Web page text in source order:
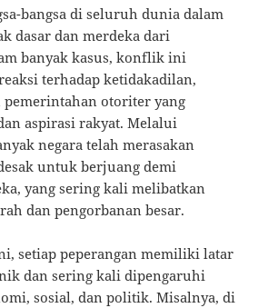
bangsa di seluruh dunia dalam
dasar dan merdeka dari
banyak kasus, konflik ini
terhadap ketidakadilan,
pemerintahan otoriter yang
aspirasi rakyat. Melalui
negara telah merasakan
untuk berjuang demi
yang sering kali melibatkan
dan pengorbanan besar.
setiap peperangan memiliki latar
dan sering kali dipengaruhi
sosial, dan politik. Misalnya, di